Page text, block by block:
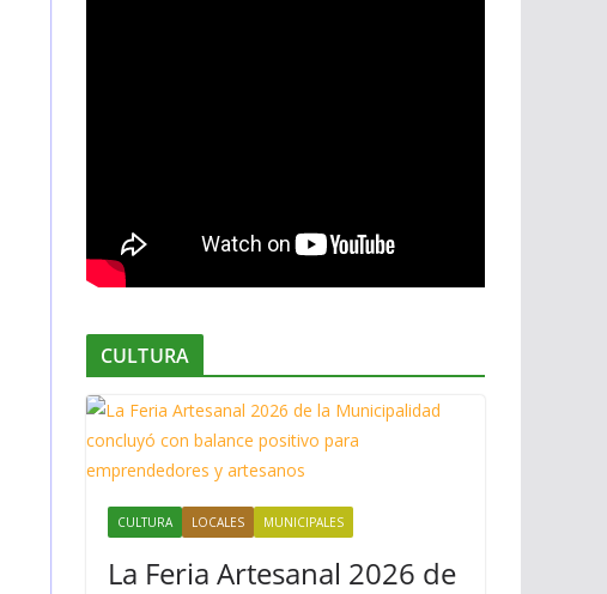
CULTURA
CULTURA LOCALES MUNICIPALES
La Feria Artesanal 2026 de